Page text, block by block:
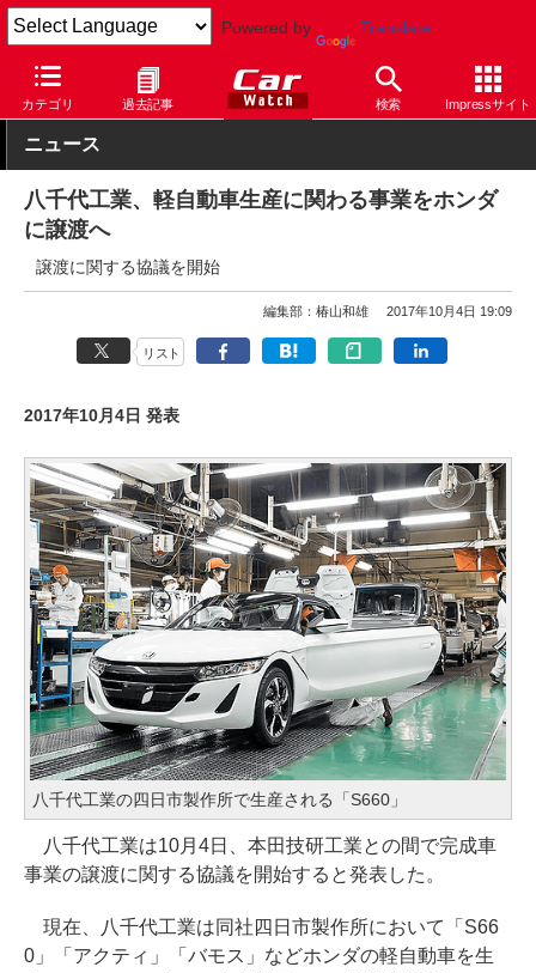
Powered by Translate
カテゴリ 過去記事 検索 Impressサイト
Car Watch 自動車 ホンダ
ニュース
八千代工業、軽自動車生産に関わる事業をホンダ
に譲渡へ
譲渡に関する協議を開始
編集部：椿山和雄 2017年10月4日 19:09
リスト
2017年10月4日 発表
八千代工業の四日市製作所で生産される「S660」
八千代工業は10月4日、本田技研工業との間で完成車
事業の譲渡に関する協議を開始すると発表した。
現在、八千代工業は同社四日市製作所において「S66
0」「アクティ」「バモス」などホンダの軽自動車を生